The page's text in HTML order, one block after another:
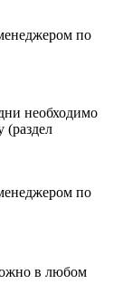
по
необходимо
(раздел
по
в любом